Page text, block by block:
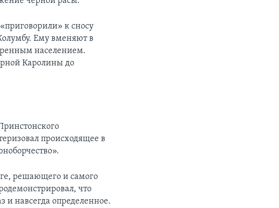
к сносу
Ему вменяют в
населением.
Каролины до
происходящее в
решающего и самого
что
и навсегда определенное.